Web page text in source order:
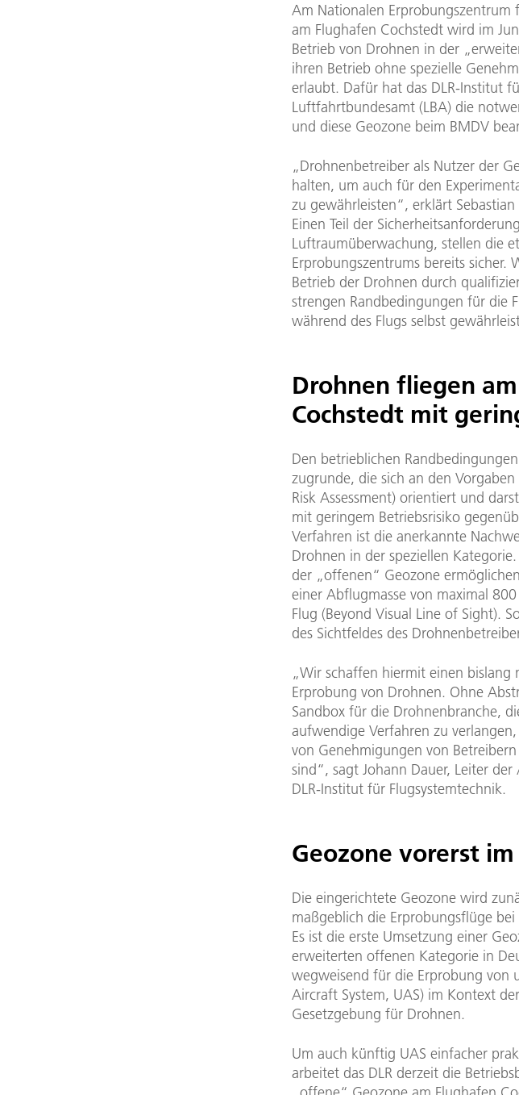
Am Nationalen Erprobungszentrum
am Flughafen Cochstedt wird im
Betrieb von Drohnen in der
ihren Betrieb ohne spezielle
erlaubt. Dafür hat das DLR-Institut
Luftfahrtbundesamt (LBA) die
und diese Geozone beim BMDV
„Drohnenbetreiber als Nutzer der
halten, um auch für den
zu gewährleisten“, erklärt
Einen Teil der
Luftraumüberwachung, stellen die
Erprobungszentrums bereits
Betrieb der Drohnen durch
strengen Randbedingungen für die
während des Flugs selbst
Drohnen fliegen
Cochstedt mit
Den betrieblichen
zugrunde, die sich an den
Risk Assessment) orientiert und
mit geringem Betriebsrisiko
Verfahren ist die anerkannte
Drohnen in der speziellen
der „offenen“ Geozone
einer Abflugmasse von maximal
Flug (Beyond Visual Line of Sight).
des Sichtfeldes des
„Wir schaffen hiermit einen
Erprobung von Drohnen. Ohne
Sandbox für die Drohnenbranche,
aufwendige Verfahren zu
von Genehmigungen von
sind“, sagt Johann Dauer, Leiter
DLR-Institut für Flugsystemtechnik.
Geozone vorerst
Die eingerichtete Geozone wird
maßgeblich die Erprobungsflüge
Es ist die erste Umsetzung einer
erweiterten offenen Kategorie in
wegweisend für die Erprobung von
Aircraft System, UAS) im Kontext
Gesetzgebung für Drohnen.
Um auch künftig UAS einfacher
arbeitet das DLR derzeit die